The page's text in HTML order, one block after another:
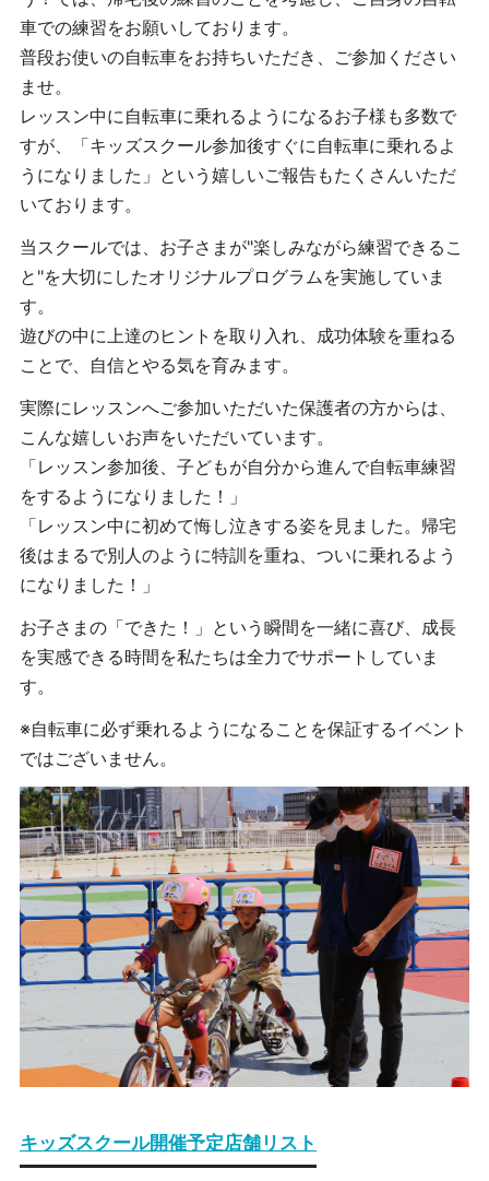
車での練習をお願いしております。
普段お使いの自転車をお持ちいただき、ご参加ください
ませ。
レッスン中に自転車に乗れるようになるお子様も多数で
すが、「キッズスクール参加後すぐに自転車に乗れるよ
うになりました」という嬉しいご報告もたくさんいただ
いております。
当スクールでは、お子さまが"楽しみながら練習できるこ
と"を大切にしたオリジナルプログラムを実施していま
す。
遊びの中に上達のヒントを取り入れ、成功体験を重ねる
ことで、自信とやる気を育みます。
実際にレッスンへご参加いただいた保護者の方からは、
こんな嬉しいお声をいただいています。
「レッスン参加後、子どもが自分から進んで自転車練習
をするようになりました！」
「レッスン中に初めて悔し泣きする姿を見ました。帰宅
後はまるで別人のように特訓を重ね、ついに乗れるよう
になりました！」
お子さまの「できた！」という瞬間を一緒に喜び、成長
を実感できる時間を私たちは全力でサポートしていま
す。
※自転車に必ず乗れるようになることを保証するイベント
ではございません。
キッズスクール開催予定店舗リスト